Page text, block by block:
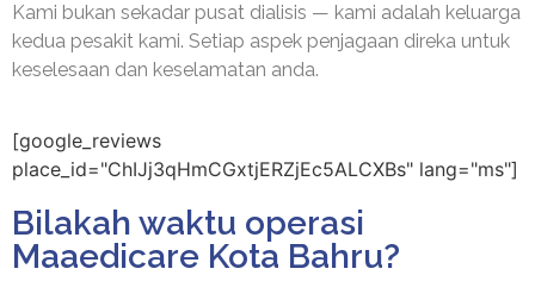
Kami bukan sekadar pusat dialisis — kami adalah keluarga
kedua pesakit kami. Setiap aspek penjagaan direka untuk
keselesaan dan keselamatan anda.
[google_reviews
place_id="ChIJj3qHmCGxtjERZjEc5ALCXBs" lang="ms"]
Bilakah waktu operasi
Maaedicare Kota Bahru?